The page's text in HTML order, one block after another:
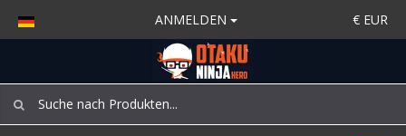
ANMELDEN € EUR